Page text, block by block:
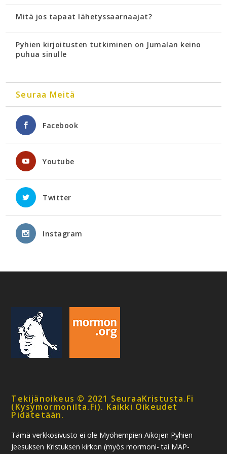
Mitä jos tapaat lähetyssaarnaajat?
Pyhien kirjoitusten tutkiminen on Jumalan keino
puhua sinulle
Seuraa Meitä
Facebook
Youtube
Twitter
Instagram
Tekijänoikeus © 2021 SeuraaKristusta.fi
(kysymormonilta.fi). Kaikki Oikeudet
Pidätetään.
Tämä verkkosivusto ei ole Myöhempien Aikojen Pyhien
Jeesuksen Kristuksen kirkon (myös mormoni- tai MAP-